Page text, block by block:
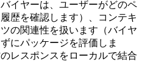
イヤーは、ユーザーがどのペ
歴を確認します）、コンテキ
の関連性を扱います（バイヤ
にパッケージを評価しま
レスポンスをローカルで結合